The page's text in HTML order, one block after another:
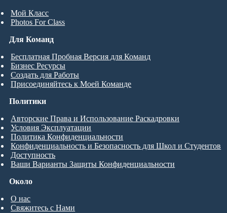
Мой Класс
Photos For Class
Для Команд
Бесплатная Пробная Версия для Команд
Бизнес Ресурсы
Создать для Работы
Присоединяйтесь к Моей Команде
Около
О нас
Свяжитесь с Нами
Политики
Авторские Права и Использование Раскадровки
Условия Эксплуатации
Политика Конфиденциальности
Конфиденциальность и Безопасность для Школ и Студентов
Доступность
Ваши Варианты Защиты Конфиденциальности